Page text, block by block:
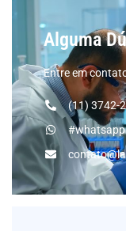
Alguma
Entre em
(11) 3742-
#whatsapp